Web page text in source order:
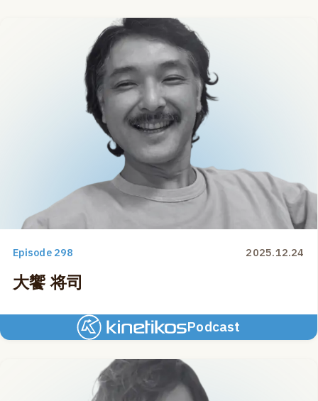
Episode 298 2025.12.24
大饗 将司
Podcast